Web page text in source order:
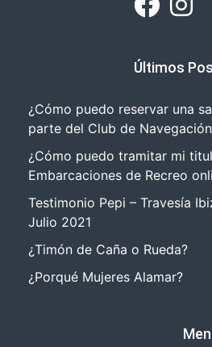
Últimos
¿Cómo puedo reservar una
parte del Club de
¿Cómo puedo tramitar mi
Embarcaciones de Recreo
Testimonio Pepi – Travesía
Julio 2021
¿Timón de Caña o Rueda?
¿Porqué Mujeres Alamar?